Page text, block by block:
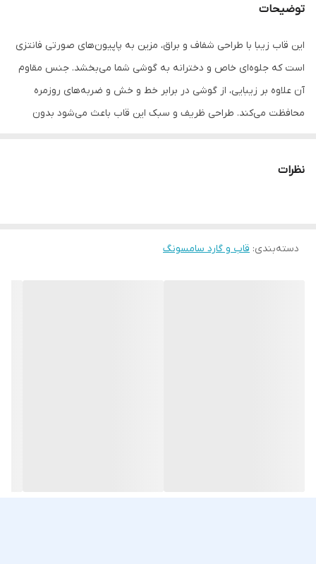
توضیحات
این قاب زیبا با طراحی شفاف و براق، مزین به پاپیون‌های صورتی فانتزی
است که جلوه‌ای خاص و دخترانه به گوشی شما می‌بخشد. جنس مقاوم
آن علاوه بر زیبایی، از گوشی در برابر خط و خش و ضربه‌های روزمره
محافظت می‌کند. طراحی ظریف و سبک این قاب باعث می‌شود بدون
نظرات
دسته‌بندی: قاب و گارد سامسونگ